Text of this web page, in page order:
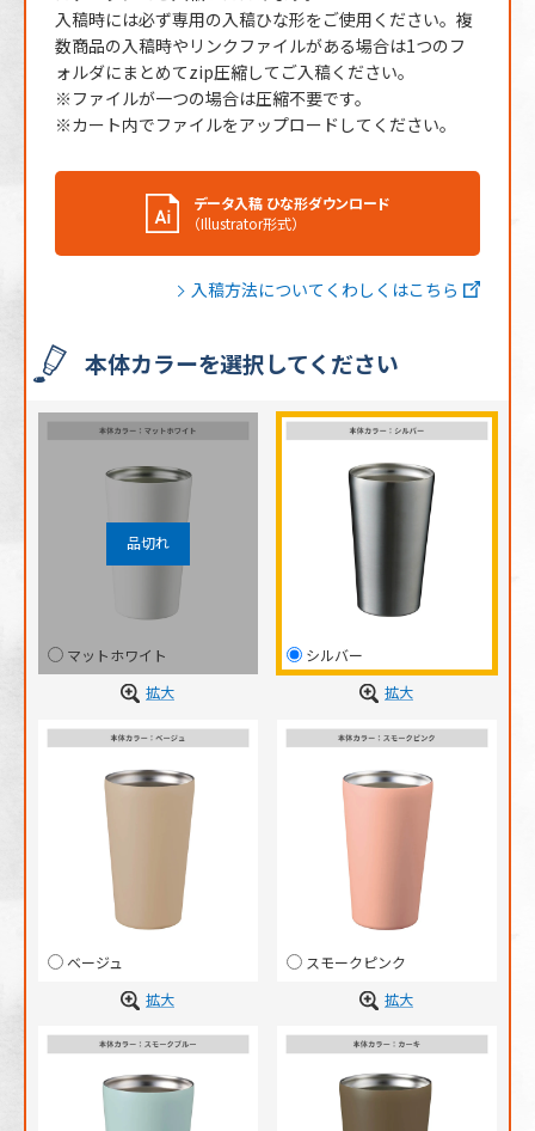
※ 再注文の際、仕上がりには商品の個体差や名入れ位置・色に若干の差が
生じる場合がございます。
入稿時には必ず専用の入稿ひな形をご使用ください。複
数商品の入稿時やリンクファイルがある場合は1つのフ
ォルダにまとめてzip圧縮してご入稿ください。
※ファイルが一つの場合は圧縮不要です。
※カート内でファイルをアップロードしてください。
データ入稿 ひな形ダウンロード
（Illustrator形式）
入稿方法についてくわしくはこちら
本体カラーを選択してください
マットホワイト
拡大
シルバー
拡大
ベージュ
拡大
スモークピンク
拡大